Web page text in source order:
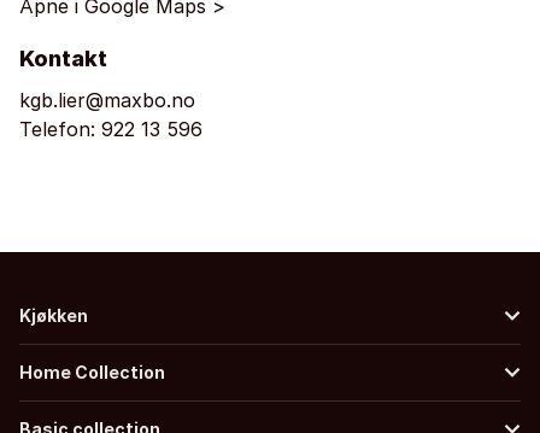
Åpne i Google Maps >
Kontakt
kgb.lier@maxbo.no
Telefon: 922 13 596
Kjøkken
Home Collection
Basic collection